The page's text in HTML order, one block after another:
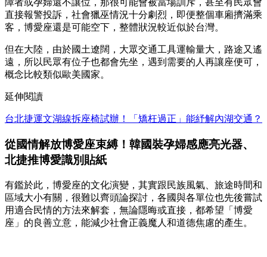
障者或孕婦還不讓位，那很可能會被當場訓斥，甚至有民眾會
直接報警投訴，社會獵巫情況十分劇烈，即便整個車廂擠滿乘
客，博愛座還是可能空下，整體狀況較近似於台灣。
但在大陸，由於國土遼闊，大眾交通工具運輸量大，路途又遙
遠，所以民眾有位子也都會先坐，遇到需要的人再讓座便可，
概念比較類似歐美國家。
延伸閱讀
台北捷運文湖線拆座椅試辦！「矯枉過正」能紓解內湖交通？
從國情解放博愛座束縛！韓國裝孕婦感應亮光器、
北捷推博愛識別貼紙
有鑑於此，博愛座的文化演變，其實跟民族風氣、旅途時間和
區域大小有關，很難以齊頭論探討，各國與各單位也先後嘗試
用適合民情的方法來解套，無論隱晦或直接，都希望「博愛
座」的良善立意，能減少社會正義魔人和道德焦慮的產生。